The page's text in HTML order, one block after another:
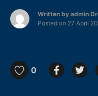
Written by admin
Posted on 27 April
0